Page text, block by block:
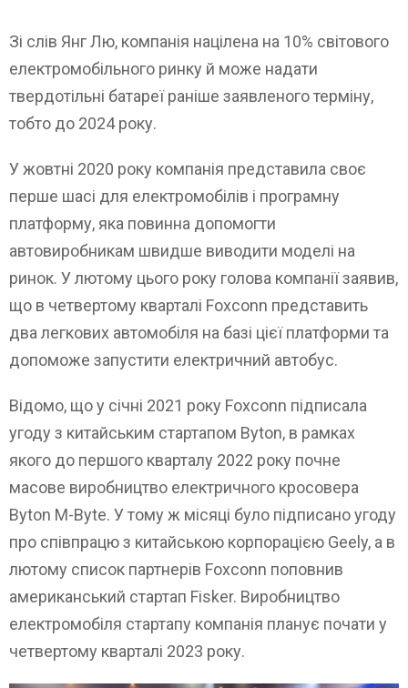
Зі слів Янг Лю, компанія націлена на 10% світового
електромобільного ринку й може надати
твердотільні батареї раніше заявленого терміну,
тобто до 2024 року.
У жовтні 2020 року компанія представила своє
перше шасі для електромобілів і програмну
платформу, яка повинна допомогти
автовиробникам швидше виводити моделі на
ринок. У лютому цього року голова компанії заявив,
що в четвертому кварталі Foxconn представить
два легкових автомобіля на базі цієї платформи та
допоможе запустити електричний автобус.
Відомо, що у січні 2021 року Foxconn підписала
угоду з китайським стартапом Byton, в рамках
якого до першого кварталу 2022 року почне
масове виробництво електричного кросовера
Byton M-Byte. У тому ж місяці було підписано угоду
про співпрацю з китайською корпорацією Geely, а в
лютому список партнерів Foxconn поповнив
американський стартап Fisker. Виробництво
електромобіля стартапу компанія планує почати у
четвертому кварталі 2023 року.